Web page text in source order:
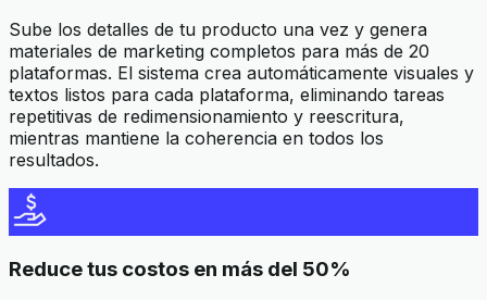
Sube los detalles de tu producto una vez y genera
materiales de marketing completos para más de 20
plataformas. El sistema crea automáticamente visuales y
textos listos para cada plataforma, eliminando tareas
repetitivas de redimensionamiento y reescritura,
mientras mantiene la coherencia en todos los
resultados.
Reduce tus costos en más del 50%